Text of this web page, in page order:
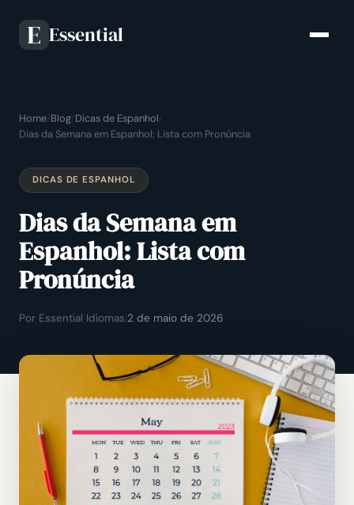
E Essential
Home Blog Dicas de Espanhol
Dias da Semana em Espanhol: Lista com Pronúncia
DICAS DE ESPANHOL
Dias da Semana em
Espanhol: Lista com
Pronúncia
Por Essential Idiomas|2 de maio de 2026